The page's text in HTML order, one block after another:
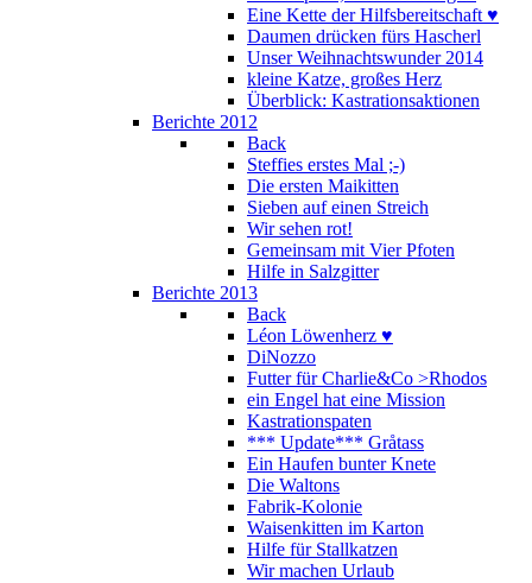
Eine Kette der Hilfsbereitschaft ♥
Daumen drücken fürs Hascherl
Unser Weihnachtswunder 2014
kleine Katze, großes Herz
Überblick: Kastrationsaktionen
Berichte 2012
Back
Steffies erstes Mal ;-)
Die ersten Maikitten
Sieben auf einen Streich
Wir sehen rot!
Gemeinsam mit Vier Pfoten
Hilfe in Salzgitter
Berichte 2013
Back
Léon Löwenherz ♥
DiNozzo
Futter für Charlie&Co >Rhodos
ein Engel hat eine Mission
Kastrationspaten
*** Update*** Gråtass
Ein Haufen bunter Knete
Die Waltons
Fabrik-Kolonie
Waisenkitten im Karton
Hilfe für Stallkatzen
Wir machen Urlaub